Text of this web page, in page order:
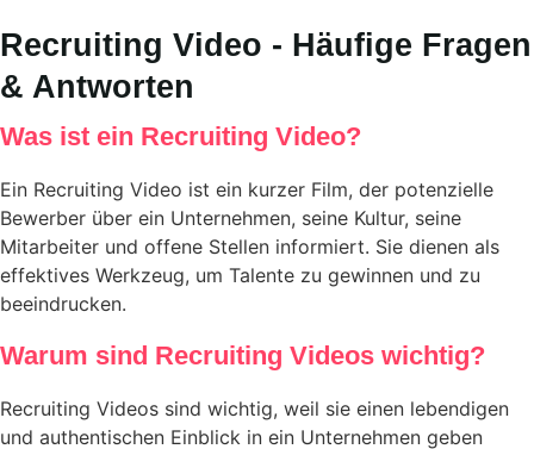
Recruiting Video - Häufige Fragen
& Antworten
Was ist ein Recruiting Video?
Ein Recruiting Video ist ein kurzer Film, der potenzielle
Bewerber über ein Unternehmen, seine Kultur, seine
Mitarbeiter und offene Stellen informiert. Sie dienen als
effektives Werkzeug, um Talente zu gewinnen und zu
beeindrucken.
Warum sind Recruiting Videos wichtig?
Recruiting Videos sind wichtig, weil sie einen lebendigen
und authentischen Einblick in ein Unternehmen geben